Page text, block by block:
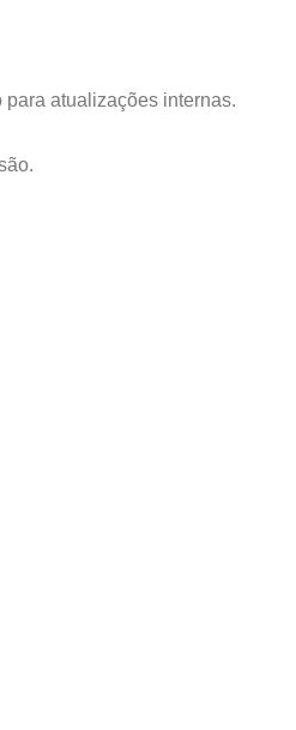
para atualizações internas.